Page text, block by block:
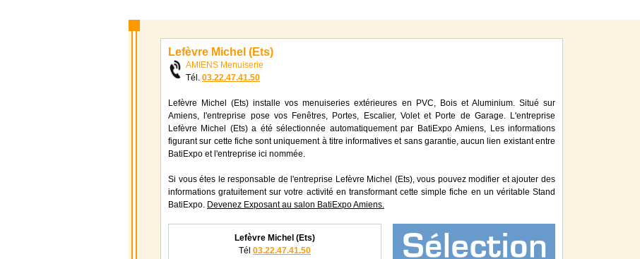
Lefèvre Michel (Ets)
AMIENS Menuiserie
Tél. 03.22.47.41.50
Lefèvre Michel (Ets) installe vos menuiseries extérieures en PVC, Bois et Aluminium. Situé sur
Amiens, l'entreprise pose vos Fenêtres, Portes, Escalier, Volet et Porte de Garage. L'entreprise
Lefèvre Michel (Ets) a été sélectionnée automatiquement par BatiExpo Amiens, Les informations
figurant sur cette fiche sont uniquement à titre informatives et sans garantie, aucun lien existant entre
BatiExpo et l'entreprise ici nommée.
Si vous étes le responsable de l'entreprise Lefèvre Michel (Ets), vous pouvez modifier et ajouter des
informations gratuitement sur votre activité en transformant cette simple fiche en un véritable Stand
BatiExpo. Devenez Exposant au salon BatiExpo Amiens.
Lefèvre Michel (Ets)
Tél 03.22.47.41.50